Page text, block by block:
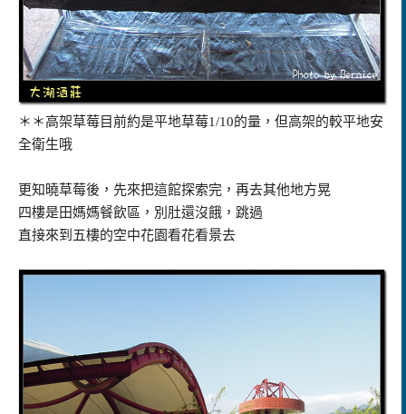
＊＊高架草莓目前約是平地草莓1/10的量，但高架的較平地安
全衛生哦
更知曉草莓後，先來把這館探索完，再去其他地方晃
四樓是田媽媽餐飲區，別肚還沒餓，跳過
直接來到五樓的空中花園看花看景去